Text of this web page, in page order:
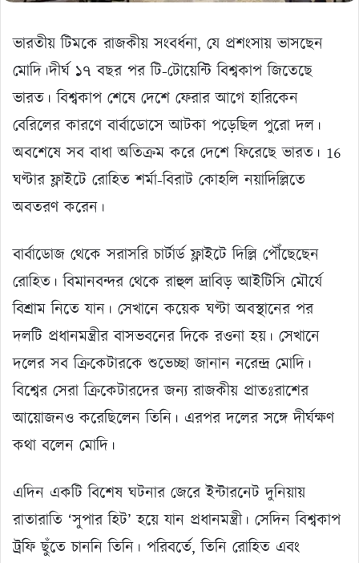
ভারতীয় টিমকে রাজকীয় সংবর্ধনা, যে প্রশংসায় ভাসছেন
মোদি।দীর্ঘ ১৭ বছর পর টি-টোয়েন্টি বিশ্বকাপ জিতেছে
ভারত। বিশ্বকাপ শেষে দেশে ফেরার আগে হারিকেন
বেরিলের কারণে বার্বাডোসে আটকা পড়েছিল পুরো দল।
অবশেষে সব বাধা অতিক্রম করে দেশে ফিরেছে ভারত। 16
ঘণ্টার ফ্লাইটে রোহিত শর্মা-বিরাট কোহলি নয়াদিল্লিতে
অবতরণ করেন।
বার্বাডোজ থেকে সরাসরি চার্টার্ড ফ্লাইটে দিল্লি পৌঁছেছেন
রোহিত। বিমানবন্দর থেকে রাহুল দ্রাবিড় আইটিসি মৌর্যে
বিশ্রাম নিতে যান। সেখানে কয়েক ঘণ্টা অবস্থানের পর
দলটি প্রধানমন্ত্রীর বাসভবনের দিকে রওনা হয়। সেখানে
দলের সব ক্রিকেটারকে শুভেচ্ছা জানান নরেন্দ্র মোদি।
বিশ্বের সেরা ক্রিকেটারদের জন্য রাজকীয় প্রাতঃরাশের
আয়োজনও করেছিলেন তিনি। এরপর দলের সঙ্গে দীর্ঘক্ষণ
কথা বলেন মোদি।
এদিন একটি বিশেষ ঘটনার জেরে ইন্টারনেট দুনিয়ায়
রাতারাতি ‘সুপার হিট’ হয়ে যান প্রধানমন্ত্রী। সেদিন বিশ্বকাপ
ট্রফি ছুঁতে চাননি তিনি। পরিবর্তে, তিনি রোহিত এবং